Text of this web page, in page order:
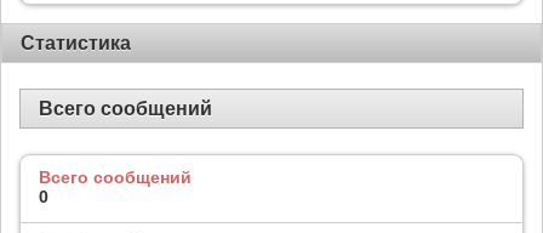
Статистика
Всего сообщений
Всего сообщений
0